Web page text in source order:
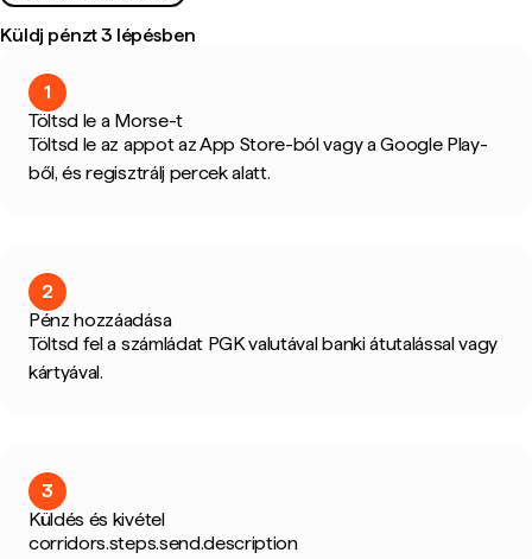
Küldj pénzt 3 lépésben
1
Töltsd le a Morse-t
Töltsd le az appot az App Store-ból vagy a Google Play-
ből, és regisztrálj percek alatt.
2
Pénz hozzáadása
Töltsd fel a számládat PGK valutával banki átutalással vagy
kártyával.
3
Küldés és kivétel
corridors.steps.send.description